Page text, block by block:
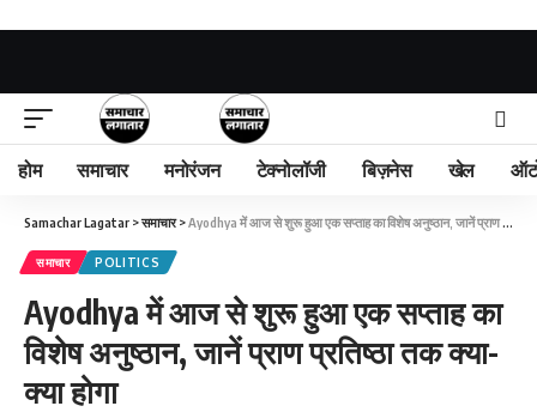
होम समाचार मनोरंजन टेक्नोलॉजी बिज़नेस खेल
Samachar Lagatar >समाचार>Ayodhya में आज से शुरू हुआ एक सप्ताह का विशेष अनुष्ठान, जानें प्राण प्रतिष्ठा तक क्या- क्या होगा
समाचार POLITICS
Ayodhya में आज से शुरू हुआ एक सप्ताह का
विशेष अनुष्ठान, जानें प्राण प्रतिष्ठा तक क्या-
क्या होगा